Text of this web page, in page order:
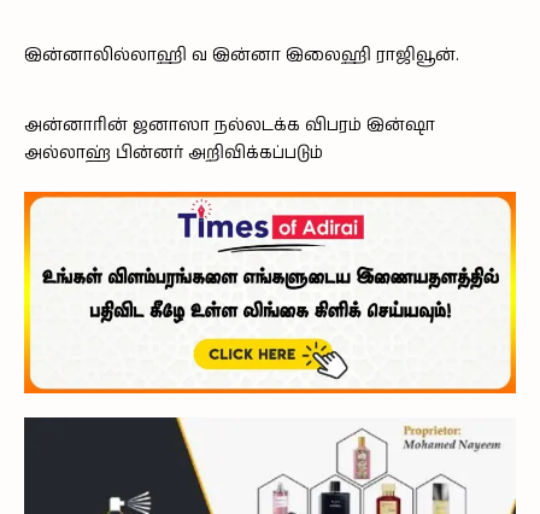
இன்னாலில்லாஹி வ இன்னா இலைஹி ராஜிவூன்.
அன்னாரின் ஜனாஸா நல்லடக்க விபரம் இன்ஷா
அல்லாஹ் பின்னர் அறிவிக்கப்படும்